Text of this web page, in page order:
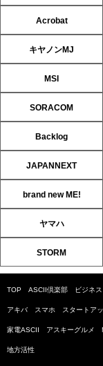
Acrobat
キヤノンMJ
MSI
SORACOM
Backlog
JAPANNEXT
brand new ME!
ヤマハ
STORM
TOP ASCII倶楽部 ビジネス
アキバ スマホ スタートア
家電ASCII アスキーグルメ
地方活性